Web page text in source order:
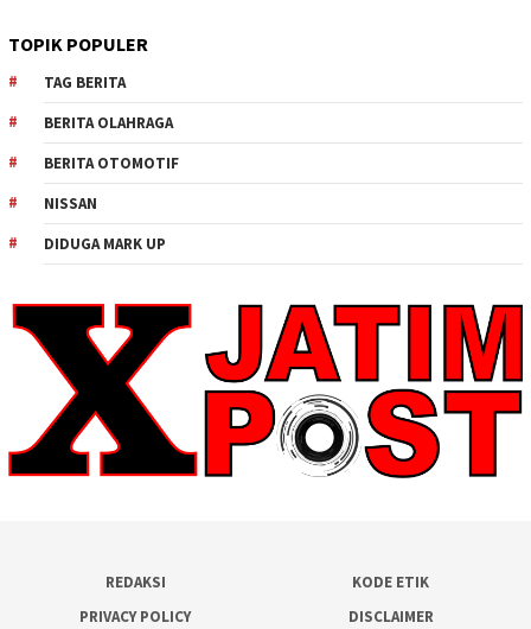
TOPIK POPULER
TAG BERITA
BERITA OLAHRAGA
BERITA OTOMOTIF
NISSAN
DIDUGA MARK UP
REDAKSI
KODE ETIK
PRIVACY POLICY
DISCLAIMER